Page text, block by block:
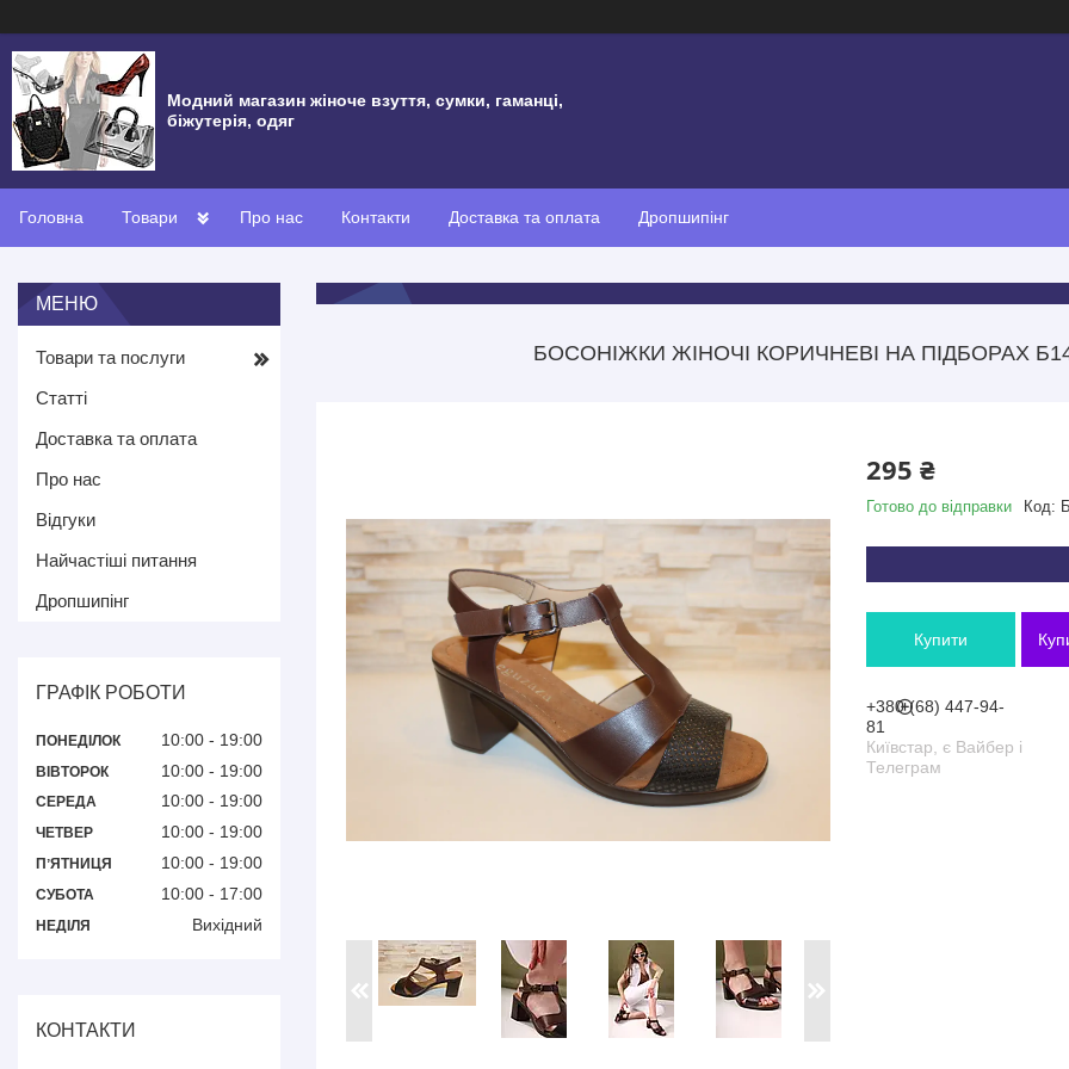
Модний магазин жіноче взуття, сумки, гаманці,
біжутерія, одяг
Головна Товари Про нас Контакти Доставка та оплата Дропшипінг
БОСОНІЖКИ ЖІНОЧІ КОРИЧНЕВІ НА ПІДБОРАХ
295 ₴
Готово до відправки Код:
Купити
+380 (68) 447-94-
81
Київстар, є Вайбер і
Телеграм
Товари та послуги
Статті
Доставка та оплата
Про нас
Відгуки
Найчастіші питання
Дропшипінг
ГРАФІК РОБОТИ
ПОНЕДІЛОК 10:00 19:00
ВІВТОРОК 10:00 19:00
СЕРЕДА 10:00 19:00
ЧЕТВЕР 10:00 19:00
ПʼЯТНИЦЯ 10:00 19:00
СУБОТА 10:00 17:00
НЕДІЛЯ Вихідний
КОНТАКТИ